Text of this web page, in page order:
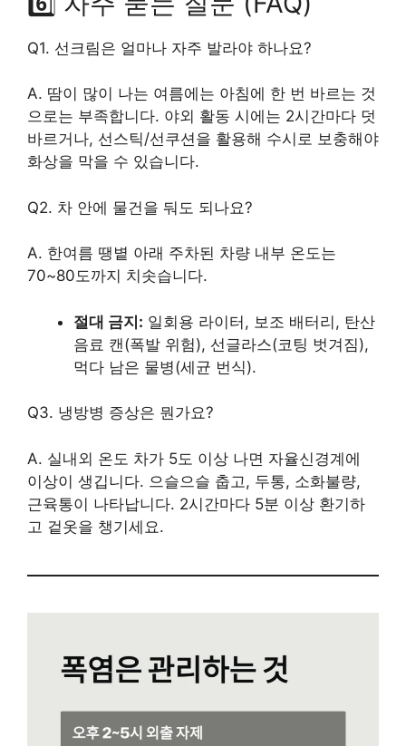
Q1. 선크림은 얼마나 자주 발라야 하나요?
A. 땀이 많이 나는 여름에는 아침에 한 번 바르는 것
으로는 부족합니다. 야외 활동 시에는 2시간마다 덧
바르거나, 선스틱/선쿠션을 활용해 수시로 보충해야
화상을 막을 수 있습니다.
Q2. 차 안에 물건을 둬도 되나요?
A. 한여름 땡볕 아래 주차된 차량 내부 온도는
70~80도까지 치솟습니다.
절대 금지: 일회용 라이터, 보조 배터리, 탄산
음료 캔(폭발 위험), 선글라스(코팅 벗겨짐),
먹다 남은 물병(세균 번식).
Q3. 냉방병 증상은 뭔가요?
A. 실내외 온도 차가 5도 이상 나면 자율신경계에
이상이 생깁니다. 으슬으슬 춥고, 두통, 소화불량,
근육통이 나타납니다. 2시간마다 5분 이상 환기하
고 겉옷을 챙기세요.